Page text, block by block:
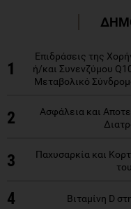
1
Επιδράσεις της
ή/και Συνενζύμου
Μεταβολικό
2
Ασφάλεια και
3
Παχυσαρκία και
4 Βιταμίνη D